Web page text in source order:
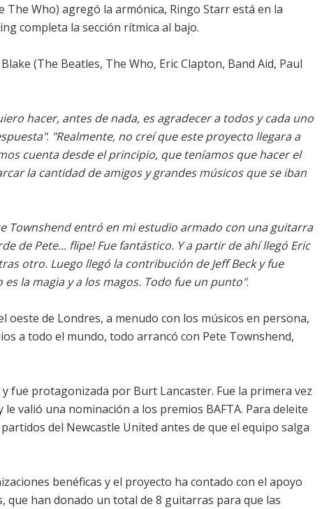
The Who) agregó la armónica, Ringo Starr está en la
completa la sección rítmica al bajo.
(The Beatles, The Who, Eric Clapton, Band Aid, Paul
hacer, antes de nada, es agradecer a todos y cada uno
. "Realmente, no creí que este proyecto llegara a
cuenta desde el principio, que teníamos que hacer el
la cantidad de amigos y grandes músicos que se iban
Townshend entró en mi estudio armado con una guitarra
de Pete... flipe! Fue fantástico. Y a partir de ahí llegó Eric
otro. Luego llegó la contribución de Jeff Beck y fue
la magia y a los magos. Todo fue un punto".
oeste de Londres, a menudo con los músicos en persona,
a todo el mundo, todo arrancó con Pete Townshend,
fue protagonizada por Burt Lancaster. Fue la primera vez
valió una nominación a los premios BAFTA. Para deleite
del Newcastle United antes de que el equipo salga
benéficas y el proyecto ha contado con el apoyo
que han donado un total de 8 guitarras para que las